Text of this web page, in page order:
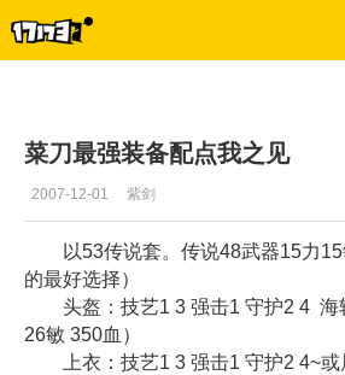
菜刀最强装备配点我之见
2007-12-01 紫剑
以53传说套。传说48武器15力15
的最好选择）
头盔：技艺1 3 强击1 守护2 4 海
26敏 350血）
上衣：技艺1 3 强击1 守护2 4~或